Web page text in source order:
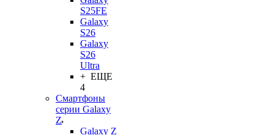
S25FE
Galaxy
S26
Galaxy
S26
Ultra
+ ЕЩЕ
4
Смартфоны
серии Galaxy
Z
Galaxy Z